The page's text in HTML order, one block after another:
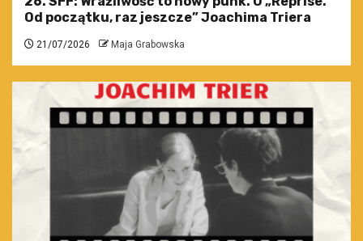
Od początku, raz jeszcze” Joachima Triera
21/07/2026 Maja Grabowska